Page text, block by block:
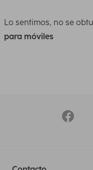
Lo sentimos, no se
para móviles